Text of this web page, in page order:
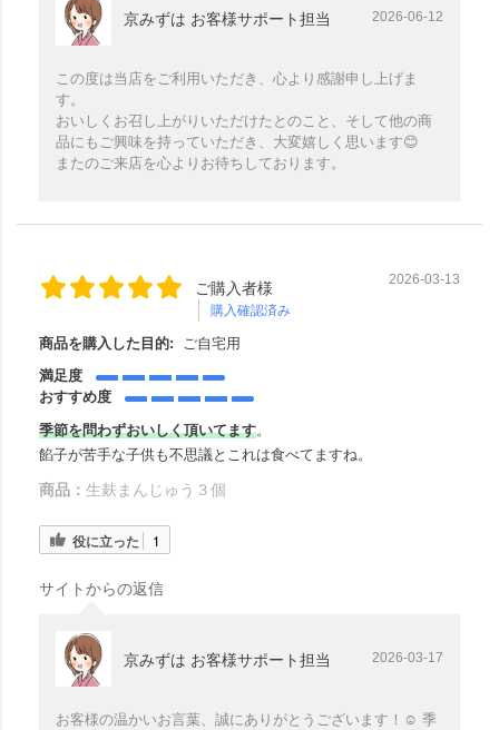
京みずは お客様サポート担当 2026-06-12
この度は当店をご利用いただき、心より感謝申し上げま
す。
おいしくお召し上がりいただけたとのこと、そして他の商
品にもご興味を持っていただき、大変嬉しく思います😊
またのご来店を心よりお待ちしております。
ご購入者様
購入確認済み
2026-03-13
商品を購入した目的:
ご自宅用
満足度
おすすめ度
季節を問わずおいしく頂いてます。
餡子が苦手な子供も不思議とこれは食べてますね。
商品： 生麸まんじゅう３個
役に立った 1
サイトからの返信
京みずは お客様サポート担当 2026-03-17
お客様の温かいお言葉、誠にありがとうございます！☺️ 季